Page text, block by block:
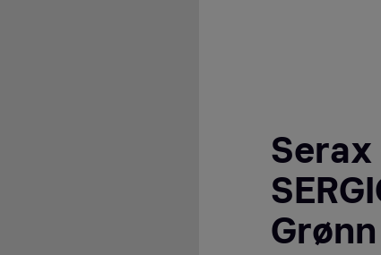
Serax
Grønn